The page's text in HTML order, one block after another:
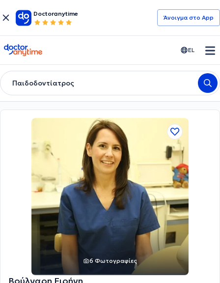
Doctoranytime
Άνοιγμα στο App
doctoranytime EL
Παιδοδοντίατρος
6 Φωτογραφίες